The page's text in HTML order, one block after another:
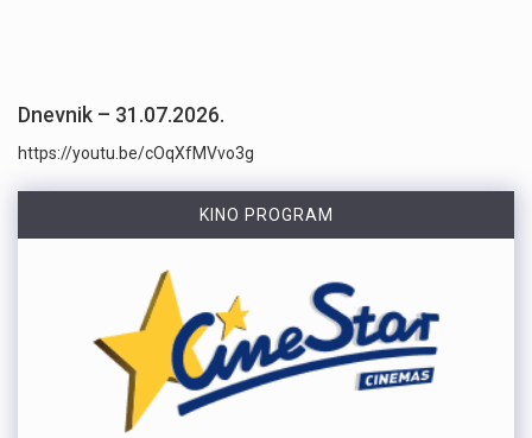
Dnevnik – 31.07.2026.
https://youtu.be/cOqXfMVvo3g
KINO PROGRAM